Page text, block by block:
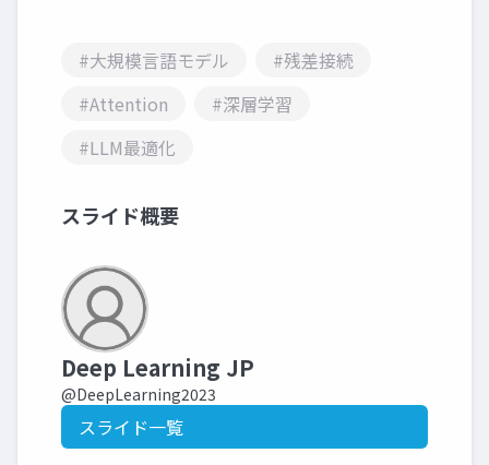
#大規模言語モデル
#残差接続
#Attention
#深層学習
#LLM最適化
スライド概要
Deep Learning JP
@DeepLearning2023
スライド一覧